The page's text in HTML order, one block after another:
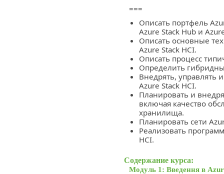
===
Описать портфель
Azure Stack Hub и
Описать основные
Azure Stack HCI.
Описать процесс
Определить
Внедрять, управлять
Azure Stack HCI.
Планировать и
включая качество
хранилища.
Планировать сети
Реализовать
HCI.
Содержание курса:
Модуль 1: Введення в